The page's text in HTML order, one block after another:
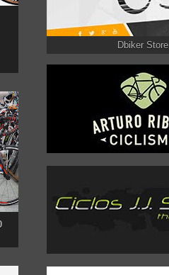
Dbiker Store